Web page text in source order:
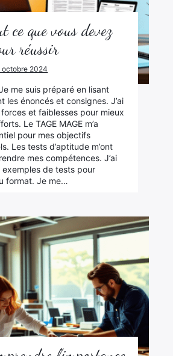
ce que vous devez
réussir
octobre 2024
me suis préparé en lisant
les énoncés et consignes. J’ai
et faiblesses pour mieux
Le TAGE MAGE m’a
pour mes objectifs
Les tests d’aptitude m’ont
mes compétences. J’ai
de tests pour
format. Je me…